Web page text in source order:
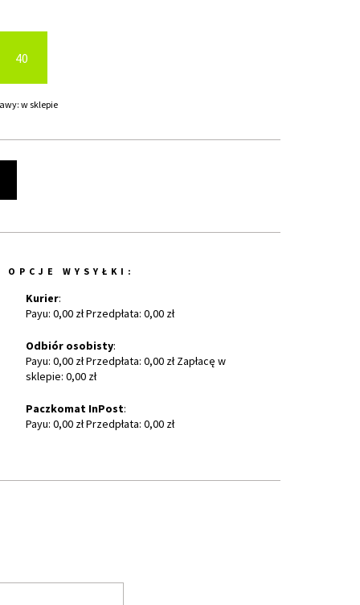
40
w sklepie
OPCJE WYSYŁKI:
Kurier:
Payu: 0,00 zł Przedpłata: 0,00 zł
Odbiór osobisty:
Payu: 0,00 zł Przedpłata: 0,00 zł Zapłacę w
sklepie: 0,00 zł
Paczkomat InPost:
Payu: 0,00 zł Przedpłata: 0,00 zł